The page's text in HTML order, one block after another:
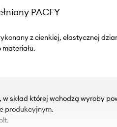
PACEY
z cienkiej, elastycznej
w skład której wchodzą wyroby
produkcyjnym.